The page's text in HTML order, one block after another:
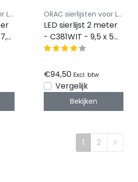
ORAC sierlijsten voor LED Strips ORAC sierlijsten voor LED Strips
LED sierlijst 2 meter
- C381WIT - 9,5 x 5
CM
€94,50 Excl. btw
Vergelijk
Bekijken
1 2